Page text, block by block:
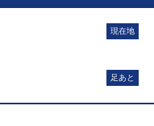
す
し
現在地
足あと